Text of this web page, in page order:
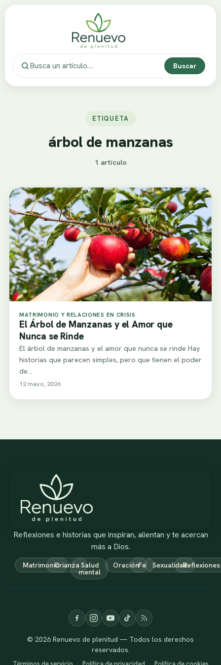
Buscar
ETIQUETA
árbol de manzanas
1 artículo
MATRIMONIO Y RELACIONES EN CRISIS
El Árbol de Manzanas y el Amor que
Nunca se Rinde
El árbol de manzanas y el amor que nunca se rinde Hay
historias que parecen simples, pero que tienen el poder
de…
12 mayo, 2026
Reflexiones e historias que inspiran, alientan y te acercan
más a Dios.
MatrimonioCrianza Salud
mental
OraciónFe SexualidadReflexiones
© 2026 Renuevo de plenitud — Todos los derechos
reservados.